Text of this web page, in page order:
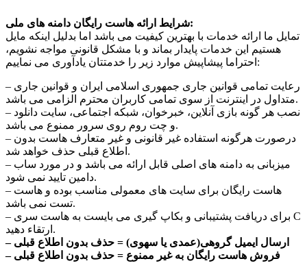
شرایط ارائه هاست رایگان دامنه های ملی:
تمایل ما ارائه خدمات با بهترین کیفیت می باشد اما بدلیل اینکه مایل
هستیم این خدمات پایدار بماند و با مشکل قانونی مواجه نشویم،
احتراما پیشاپیش موارد زیر را خدمتتان یادآوری می نماییم:
– رعایت تمامی قوانین جاری جمهوری اسلامی ایران و قوانین جاری
متداول در اینترنت از سوی تمامی کاربران محترم الزامی می باشد.
– نصب هر گونه بازی آنلاین، خبرخوان، شبکه اجتماعی، سایت دانلود
و چت روم روی سرور ممنوع می باشد.
– درصورت هرگونه استفاده غیر قانونی و غیر متعارف هاست بدون
اطلاع قبلی حذف خواهد شد.
– میزبانی به دامنه های اصلی قابل ارائه می باشد و در مورد ساب
دامین تایید نمی شود.
– هاست رایگان برای سایت های معمولی مناسب بوده و هاست
تست نمی باشد.
– برای دریافت پشتیبانی و بکاپ گیری می بایست به هاست سری C
ارتقاء دهید.
– ارسال ایمیل گروهی(عمدی یا سهوی) = حذف بدون اطلاع قبلی
– فروش هاست رایگان به غیر ممنوع = حذف بدون اطلاع قبلی